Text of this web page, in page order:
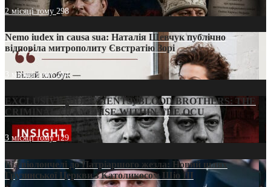
2 місяці тому 298
Nemo iudex in causa sua: Наталія Шевчук публічно
відповіла митрополиту Євстратію Зорі
3 місяці тому214
EXCLUSIVE (DOCUMENTS)/BLOOD BROTHERS: THE
CRIMINAL FRANCHISE WITHIN THE OCU
3 місяці тому129
Від віолончелі до Патріаршого жезла: Новий шлях
Грузинської Церкви з Католикосом Шіо III